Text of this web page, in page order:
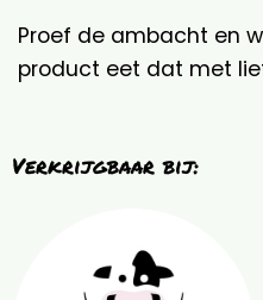
Proef de ambacht en
product eet dat met
Verkrijgbaar bij: